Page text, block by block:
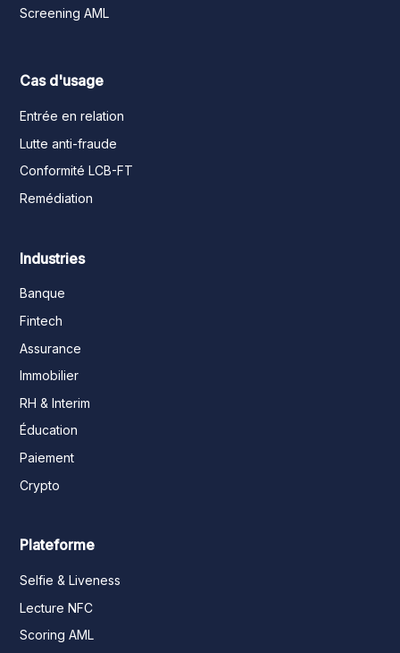
Screening AML
Cas d'usage
Entrée en relation
Lutte anti-fraude
Conformité LCB-FT
Remédiation
Industries
Banque
Fintech
Assurance
Immobilier
RH & Interim
Éducation
Paiement
Crypto
Plateforme
Selfie & Liveness
Lecture NFC
Scoring AML